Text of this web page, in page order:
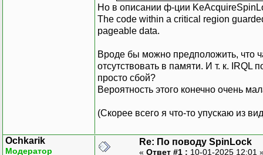
Но в описании ф-ции
The code within a critical region
pageable data.
Вроде бы можно предположить, что
отсутствовать в памяти. И т. к. IRQL
просто сбой?
Вероятность этого конечно очень
(Скорее всего я что-то упускаю из
Ochkarik
Модератор
Re: По поводу SpinLock
« Ответ #1 : 10-01-2025 12:01